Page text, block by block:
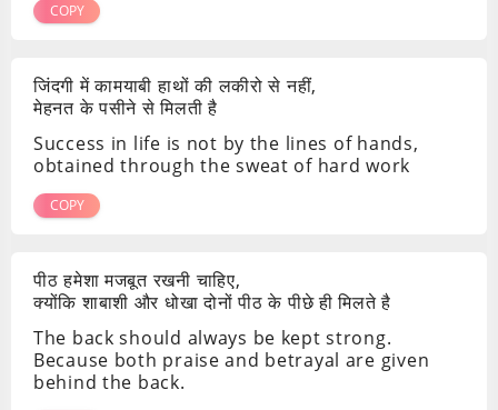
COPY
जिंदगी में कामयाबी हाथों की लकीरो से नहीं,
मेहनत के पसीने से मिलती है
Success in life is not by the lines of hands,
obtained through the sweat of hard work
COPY
पीठ हमेशा मजबूत रखनी चाहिए,
क्योंकि शाबाशी और धोखा दोनों पीठ के पीछे ही मिलते है
The back should always be kept strong.
Because both praise and betrayal are given
behind the back.